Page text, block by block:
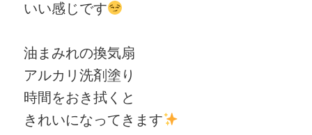
いい感じです
油まみれの換気扇
アルカリ洗剤塗り
時間をおき拭くと
きれいになってきます